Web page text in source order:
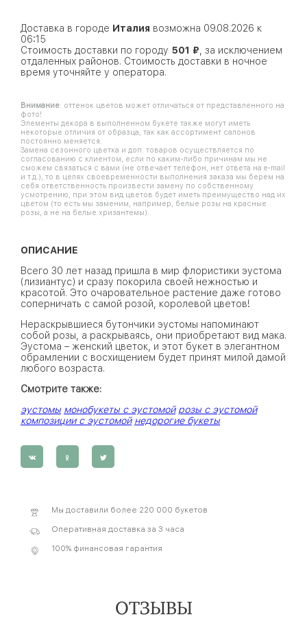
Доставка в городе Италия возможна 09.08.2026 к
06:15
Стоимость доставки по городу 501 ₽ , за исключением
отдаленных районов. Стоимость доставки в ночное
время уточняйте у оператора.
Внимание: оттенок цветов может отличаться от представленного на
фото!
Элементы декора в выполненном букете также могут иметь
некоторые отличия от образца, так как ассортимент салонов
постоянно меняется.
Замена сезонного цветка и доп. товаров осуществляется по
согласованию с клиентом, если по каким-либо причинам мы не
сможем связаться с вами (не отвечает телефон, нет ответа на e-mail
и т.д.), то в целях своевременности выполнения заказа мы берем на
себя ответственность произвести замену по собственному
усмотрению, при этом вид цветов будет иметь преимущество над их
цветом (то есть мы заменим, например, белые розы на красные
розы, а не на белые хризантемы).
ОПИСАНИЕ
Всего 30 лет назад пришла в мир флористики эустома
(лизиантус) и сразу покорила своей нежностью и
красотой. Это очаровательное растение даже готово
соперничать с самой розой, королевой цветов!
Нераскрывшиеся бутончики эустомы напоминают
собой розы, а раскрываясь, они приобретают вид мака.
Эустома – женский цветок, и этот букет в элегантном
обрамлении с восхищением будет принят милой дамой
любого возраста.
Смотрите также:
эустомы монобукеты с эустомой розы с эустомой
композиции с эустомой недорогие букеты
Мы доставили более 220 000 букетов
Оперативная доставка за 3 часа
100% финансовая гарантия
ОТЗЫВЫ